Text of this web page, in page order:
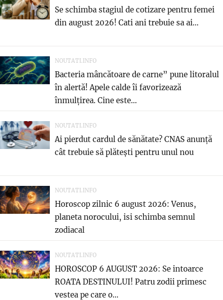
Se schimba stagiul de cotizare pentru femei
din august 2026! Cati ani trebuie sa ai...
NOUTATI.INFO
Bacteria mâncătoare de carne” pune litoralul
în alertă! Apele calde îi favorizează
înmulțirea. Cine este...
NOUTATI.INFO
Ai pierdut cardul de sănătate? CNAS anunță
cât trebuie să plătești pentru unul nou
NOUTATI.INFO
Horoscop zilnic 6 august 2026: Venus,
planeta norocului, isi schimba semnul
zodiacal
NOUTATI.INFO
HOROSCOP 6 AUGUST 2026: Se intoarce
ROATA DESTINULUI! Patru zodii primesc
vestea pe care o...